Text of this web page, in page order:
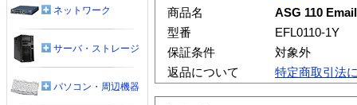
商品名
ASG 110
型番
EFL0110-1Y
保証条件
対象外
返品について
特定商取引法
ネットワーク
サーバ・ストレージ
パソコン・周辺機器